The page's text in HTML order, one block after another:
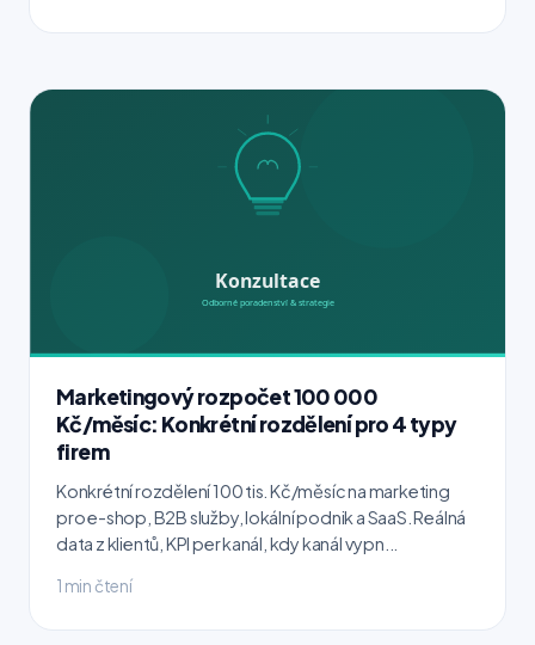
Marketingový rozpočet 100 000
Kč/měsíc: Konkrétní rozdělení pro 4 typy
firem
Konkrétní rozdělení 100 tis. Kč/měsíc na marketing
pro e-shop, B2B služby, lokální podnik a SaaS. Reálná
data z klientů, KPI per kanál, kdy kanál vypn...
1 min čtení